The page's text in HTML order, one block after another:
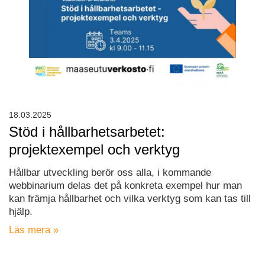
Stöd i hållbarhetsarbetet:
projektexempel och verktyg
Hållbar utveckling berör oss alla, i kommande
webbinarium delas det på konkreta exempel hur man
kan främja hållbarhet och vilka verktyg som kan tas till
hjälp.
Läs mera »
18.03.2025